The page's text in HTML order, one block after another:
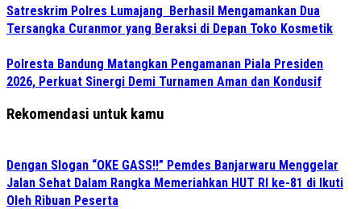
Satreskrim Polres Lumajang Berhasil Mengamankan Dua
Tersangka Curanmor yang Beraksi di Depan Toko Kosmetik
Polresta Bandung Matangkan Pengamanan Piala Presiden
2026, Perkuat Sinergi Demi Turnamen Aman dan Kondusif
Rekomendasi untuk kamu
Dengan Slogan “OKE GASS!!” Pemdes Banjarwaru Menggelar
Jalan Sehat Dalam Rangka Memeriahkan HUT RI ke-81 di Ikuti
Oleh Ribuan Peserta